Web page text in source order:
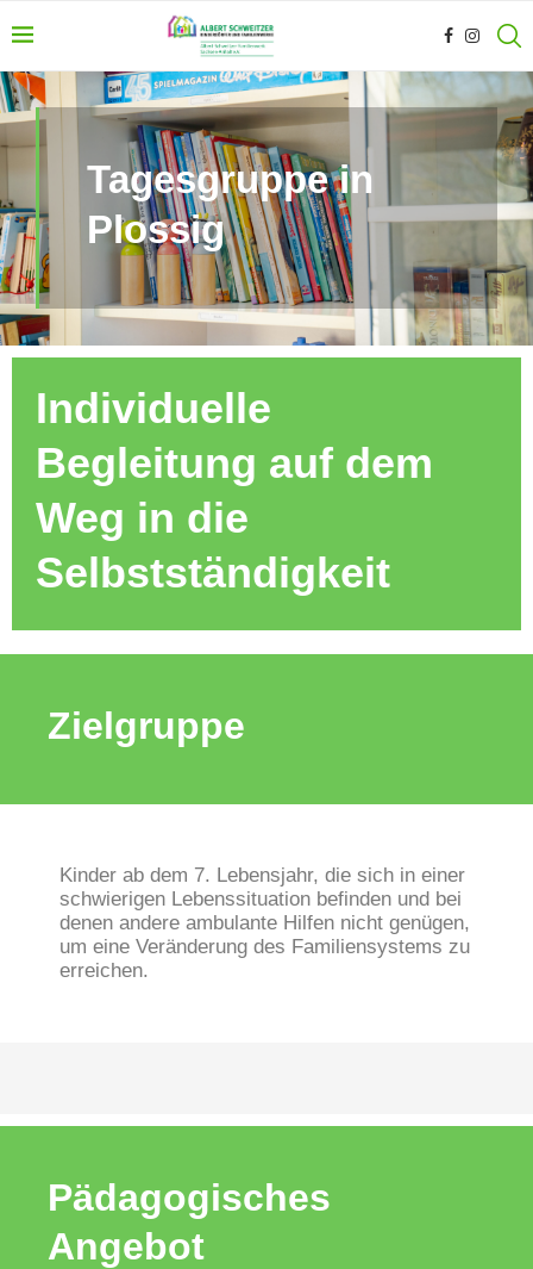
Tagesgruppe in
Plossig
Individuelle
Begleitung auf dem
Weg in die
Selbstständigkeit
Zielgruppe
Kinder ab dem 7. Lebensjahr, die sich in einer
schwierigen Lebenssituation befinden und bei
denen andere ambulante Hilfen nicht genügen,
um eine Veränderung des Familiensystems zu
erreichen.
Pädagogisches
Angebot